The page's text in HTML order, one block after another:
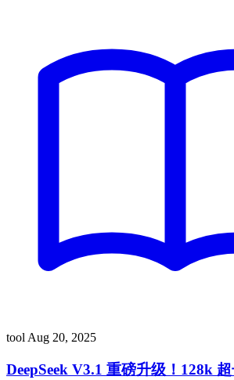
tool Aug 20, 2025
DeepSeek V3.1 重磅升级！128k 超